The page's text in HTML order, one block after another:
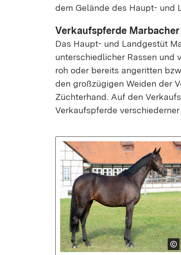
dem Gelände des Haupt- und
Verkaufspferde
Das Haupt- und Landgestüt
unterschiedlicher Rassen und
roh oder bereits angeritten
den großzügigen Weiden der
Züchterhand. Auf den
Verkaufspferde